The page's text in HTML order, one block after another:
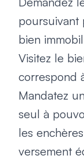
poursuivant
bien
Visitez le
correspond
Mandatez
seul à
les
versement